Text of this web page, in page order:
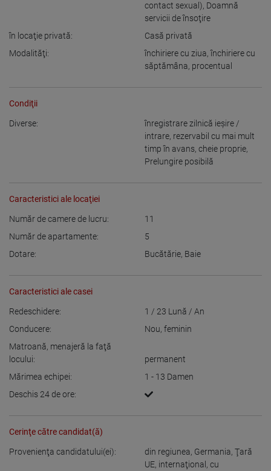
contact sexual), Doamnă
servicii de însoţire
în locaţie privată:
Casă privată
Modalităţi:
închiriere cu ziua,închiriere cu
săptămâna, procentual
Condiţii
Diverse:
înregistrare zilnică ieşire /
intrare, rezervabil cu mai mult
timp în avans, cheie proprie,
Prelungire posibilă
Caracteristici ale locaţiei
Număr de camere de lucru:
11
Număr de apartamente:
5
Dotare:
Bucătărie, Baie
Caracteristici ale casei
Redeschidere: 1 / 23 Lună / An
Conducere:
Nou, feminin
Matroană, menajeră la faţă
locului:
permanent
Mărimea echipei:
1 - 13 Damen
Deschis 24 de ore:
Cerinţe către candidat(ă)
Provenienţa candidatului(ei): din regiunea, Germania, Ţară
UE, internaţional, cu